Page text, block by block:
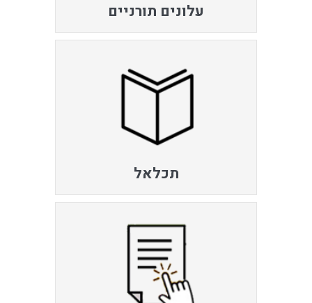
עלונים תורניים
תכלאל